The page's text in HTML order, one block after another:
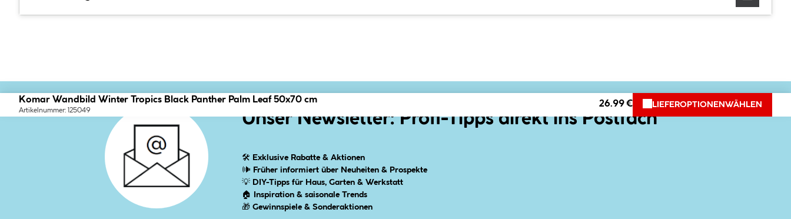
Komar Wandbild Winter Tropics Black Panther Palm Leaf 50x70 cm
Artikelnummer: 125049
26.99 € LIEFEROPTIONEN WÄHLEN
Unser Newsletter: Profi-Tipps direkt ins Postfach
🛠 Exklusive Rabatte & Aktionen
🕪 Früher informiert über Neuheiten & Prospekte
💡 DIY-Tipps für Haus, Garten & Werkstatt
🏠
Inspiration & saisonale Trends
🎁Gewinnspiele & Sonderaktionen